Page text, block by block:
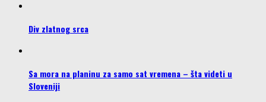
Div zlatnog srca
Sa mora na planinu za samo sat vremena – šta videti u
Sloveniji